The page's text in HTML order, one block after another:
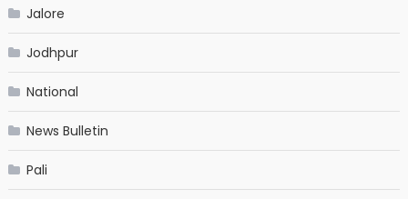
Jalore
Jodhpur
National
News Bulletin
Pali